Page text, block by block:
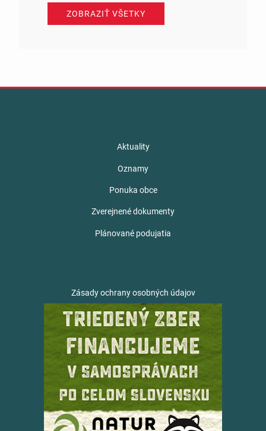
ZOBRAZIŤ VŠETKY
Aktuality
Oznamy
Ponuka obce
Zverejnené dokumenty
Plánované podujatia
Zásady ochrany osobných údajov